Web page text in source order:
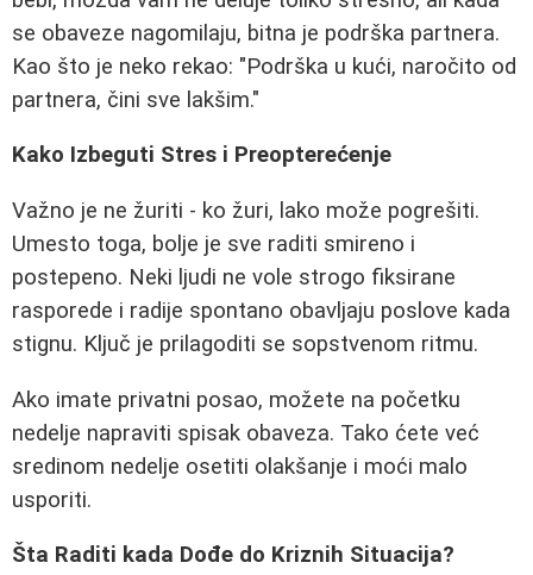
se obaveze nagomilaju, bitna je podrška partnera.
Kao što je neko rekao: "Podrška u kući, naročito od
partnera, čini sve lakšim."
Kako Izbeguti Stres i Preopterećenje
Važno je ne žuriti - ko žuri, lako može pogrešiti.
Umesto toga, bolje je sve raditi smireno i
postepeno. Neki ljudi ne vole strogo fiksirane
rasporede i radije spontano obavljaju poslove kada
stignu. Ključ je prilagoditi se sopstvenom ritmu.
Ako imate privatni posao, možete na početku
nedelje napraviti spisak obaveza. Tako ćete već
sredinom nedelje osetiti olakšanje i moći malo
usporiti.
Šta Raditi kada Dođe do Kriznih Situacija?